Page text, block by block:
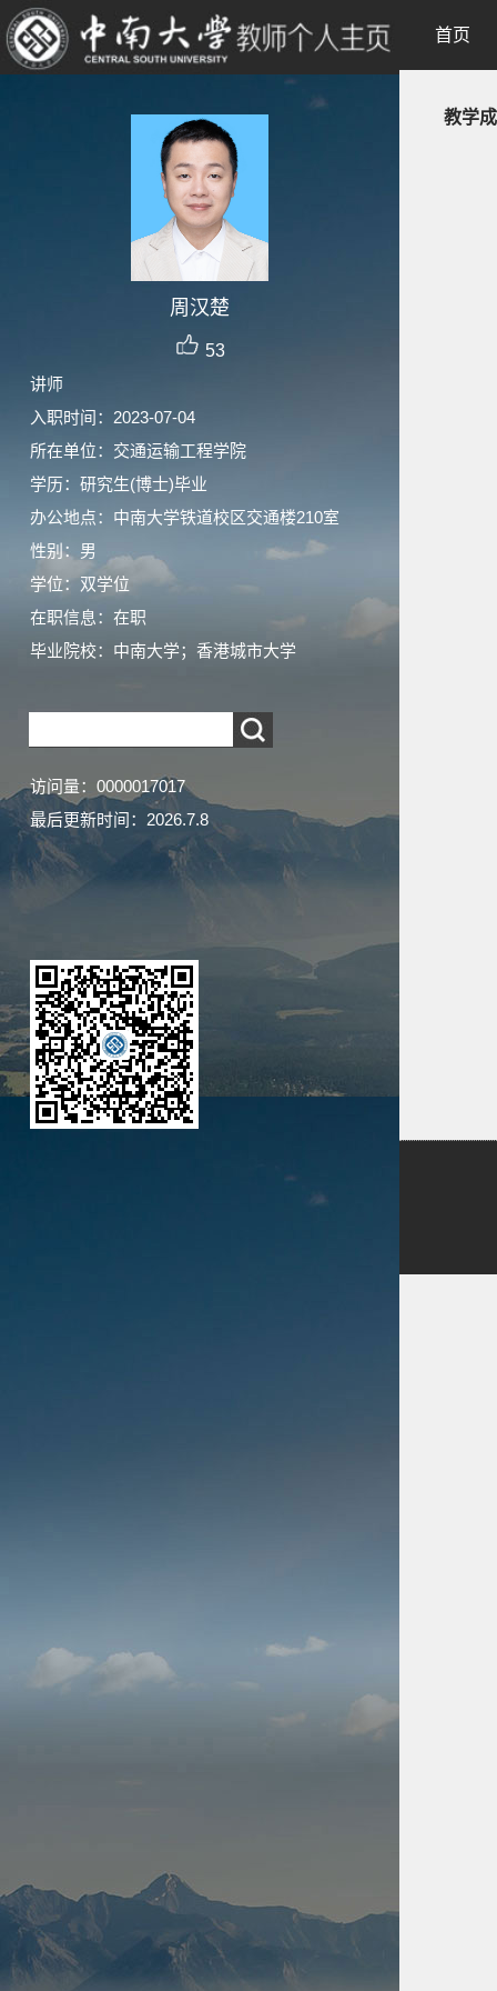
周汉楚
53
讲师
入职时间：2023-07-04
所在单位：交通运输工程学院
学历：研究生(博士)毕业
办公地点：中南大学铁道校区交通楼210室
性别：男
学位：双学位
在职信息：在职
毕业院校：中南大学；香港城市大学
访问量： 0000017017
最后更新时间： 2026.7.8
首页
教学